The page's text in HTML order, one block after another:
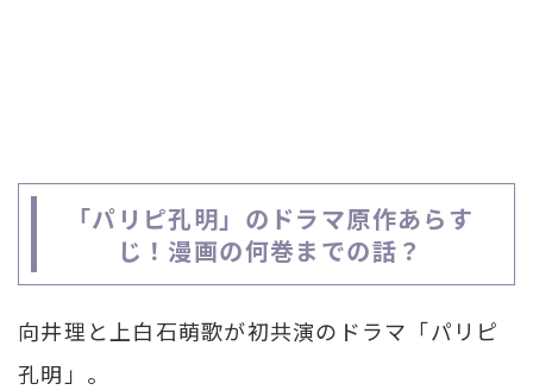
「パリピ孔明」のドラマ原作あらす
じ！漫画の何巻までの話？
向井理と上白石萌歌が初共演のドラマ「パリピ
孔明」。